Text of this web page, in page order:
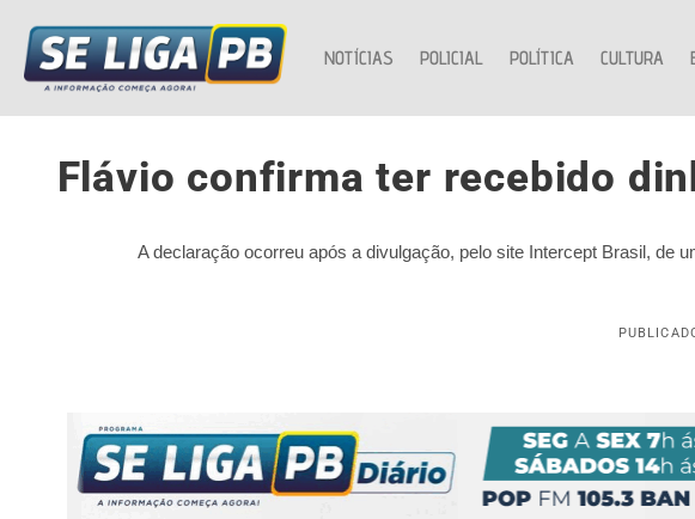
NOTÍCIAS POLICIAL POLÍTICA CULTURA
Flávio confirma ter recebido
A declaração ocorreu após a divulgação, pelo site Intercept Brasil, de